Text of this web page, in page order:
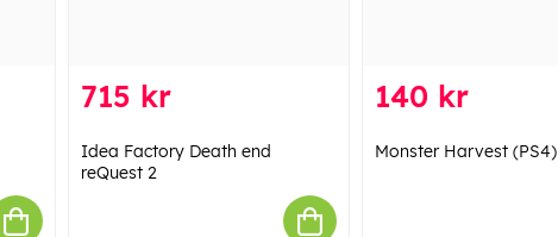
715 kr
Idea Factory Death end
reQuest 2
140 kr
Monster Harvest (PS4)